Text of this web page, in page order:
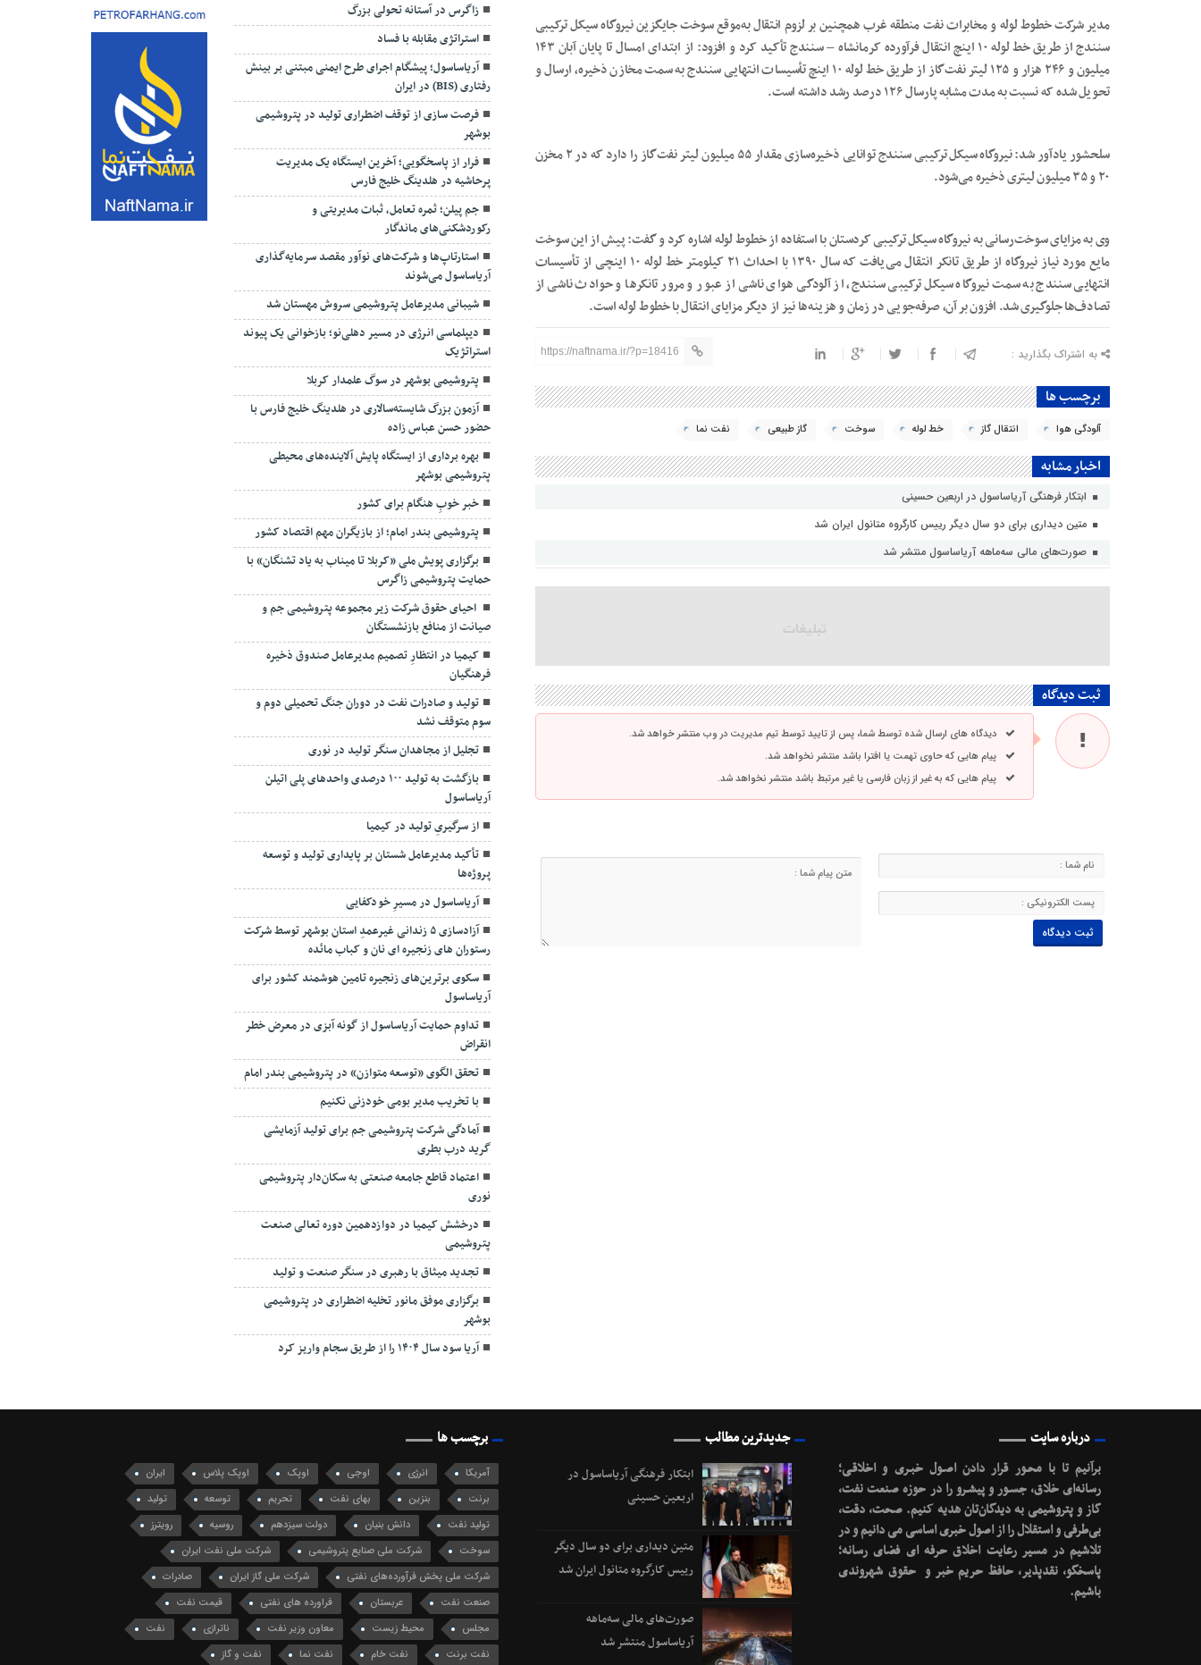
مدیر شرکت خطوط لوله و مخابرات نفت منطقه غرب همچنین بر لزوم انتقال به‌موقع سوخت جایگزین نیروگاه سیکل ترکیبی
سنندج از طریق خط لوله ۱۰ اینچ انتقال فرآورده کرمانشاه – سنندج تأکید کرد و افزود: از ابتدای امسال تا پایان آبان‌ ۱۴۳
میلیون و ۲۴۶ هزار و ۱۲۵ لیتر نفت‌گاز از طریق خط لوله ۱۰ اینچ تأسیسات انتهایی سنندج به سمت مخازن ذخیره، ارسال و
تحویل شده که نسبت به مدت مشابه پارسال ۱۲۶ درصد رشد داشته است.
سلحشور یادآور شد: نیروگاه سیکل ترکیبی سنندج توانایی ذخیره‌سازی مقدار ۵۵ میلیون لیتر نفت‌گاز را دارد که در ۲ مخزن
۲۰ و ۳۵ میلیون لیتری ذخیره می‌شود.
وی به مزایای سوخت‌رسانی به نیروگاه سیکل ترکیبی کردستان با استفاده از خطوط لوله اشاره کرد و گفت: پیش از این سوخت
مایع مورد نیاز نیروگاه از طریق تانکر انتقال می‌یافت که سال ۱۳۹۰ با احداث ۲۱ کیلومتر خط لوله ۱۰ اینچی از تأسیسات
انتهایی سنندج به سمت نیروگاه سیکل ترکیبی سنندج، از آلودگی هوای ناشی از عبور و مرور تانکرها و حوادث ناشی از
تصادف‌ها جلوگیری شد. افزون بر آن، صرفه‌جویی در زمان و هزینه‌ها نیز از دیگر مزایای انتقال با خطوط لوله است.
به اشتراک بگذارید : https://naftnama.ir/?p=18416
برچسب ها
آلودگی هوا انتقال گاز خط لوله سوخت گاز طبیعی نفت نما
اخبار مشابه
ابتکار فرهنگی آریاساسول در اربعین حسینی
متین دیداری برای دو سال دیگر رییس کارگروه متانول ایران شد
صورت‌های مالی سه‌ماهه آریاساسول منتشر شد
ثبت دیدگاه
دیدگاه های ارسال شده توسط شما، پس از تایید توسط تیم مدیریت در وب منتشر خواهد شد.
پیام هایی که حاوی تهمت یا افترا باشد منتشر نخواهد شد.
پیام هایی که به غیر از زبان فارسی یا غیر مرتبط باشد منتشر نخواهد شد.
زاگرس در آستانه تحولی بزرگ
استراتژی مقابله با فساد
آریاساسول؛ پیشگام اجرای طرح ایمنی مبتنی بر بینش
رفتاری (BIS) در ایران
فرصت سازی از توقف اضطراری تولید در پتروشیمی
بوشهر
فرار از پاسخگویی؛ آخرین ایستگاه یک مدیریت
پرحاشیه در هلدینگ خلیج فارس
جم پیلن؛ ثمره تعامل، ثبات مدیریتی و
رکوردشکنی‌های ماندگار
استارتاپ‌ها و شرکت‌های نوآور مقصد سرما‌یه‌گذاری
آریاساسول می‌شوند
شیبانی مدیرعامل پتروشیمی سروش مهستان شد
دیپلماسی انرژی در مسیر دهلی‌نو؛ بازخوانی یک پیوند
استراتژیک
پتروشیمی بوشهر در سوگ علمدار کربلا
آزمون بزرگ شایسته‌سالاری در هلدینگ خلیج فارس با
حضور حسن عباس زاده
بهره برداری از ایستگاه پایش آلاینده‌های محیطی
پتروشیمی بوشهر
خبر خوبِ هنگام برای کشور
پتروشیمی بندر امام؛ از بازیگران مهم اقتصاد کشور
برگزاری پویش ملی «کربلا تا میناب به یاد تشنگان» با
حمایت پتروشیمی زاگرس
احیای حقوق شرکت زیر مجموعه پتروشیمی جم و
صیانت از منافع بازنشستگان
کیمیا در انتظارِ تصمیم مدیرعامل صندوق ذخیره
فرهنگیان
تولید و صادرات نفت در دوران جنگ تحمیلی دوم و
سوم متوقف نشد
تجلیل از مجاهدان سنگر تولید در نوری
بازگشت به تولید ۱۰۰ درصدی واحدهای پلی اتیلن
آریاساسول
از سرگیریِ تولید در کیمیا
تأکید مدیرعامل شستان بر پایداری تولید و توسعه
پروژه‌ها
آریاساسول در مسیرِ خودکفایی
آزادسازی ۵ زندانی غیرعمدِ استان بوشهر توسط شرکت
رستوران های زنجیره ای نان و کباب مائده
سکوی برترین‌های زنجیره تامین هوشمند کشور برای
آریاساسول
تداوم حمایت آریاساسول از گونه آبزی در معرض خطر
انقراض
تحقق الگوی «توسعه متوازن» در پتروشیمی بندر امام
با تخریب مدیر بومی خودزنی نکنیم
آمادگی شرکت پتروشیمی جم برای تولید آزمایشی
گرید درب بطری
اعتماد قاطع جامعه صنعتی به سکان‌دار پتروشیمی
نوری
درخشش کیمیا در دوازدهمین دوره تعالی صنعت
پتروشیمی
تجدید میثاق با رهبری در سنگر صنعت و تولید
برگزاری موفق مانور تخلیه اضطراری در پتروشیمی
بوشهر
آریا سود سال ۱۴۰۴ را از طریق سجام واریز کرد
درباره سایت
برآنیم تا با محـور قرار دادن اصـول خبـری و اخلاقـی؛
رسانه‌ای خلاق، جسـور و پیشـرو را در حوزه صنعت نفت،
گاز و پتروشیمی به دیدگان‌تان هدیه کنیم. صحت، دقت،
بی‌طرفی و استقلال را از اصول خبری اساسی می دانیم و در
تلاشیم در مسیر رعایت اخلاق حرفه ای فضای رسانه؛
پاسخگو، نقدپذیر، حافظ حریم خبر و حقوق شهروندی
باشیم.
جدیدترین مطالب
ابتکار فرهنگی آریاساسول در
اربعین حسینی
متین دیداری برای دو سال دیگر
رییس کارگروه متانول ایران شد
صورت‌های مالی سه‌ماهه
آریاساسول منتشر شد
برچسب ها
آمریکا انرژی اوجی اوپک اوپک پلاس
ایران
برنت
بنزین بهای نفت تحریم توسعه
تولید
تولید نفت
دانش بنیان دولت سیزدهم روسیه
رویترز
سوخت
شرکت ملی صنایع پتروشیمی
شرکت ملی نفت ایران
شرکت ملی پخش فرآورده‌های نفتی
شرکت ملی گاز ایران
صادرات
صنعت نفت
عربستان فراورده های نفتی
قیمت نفت
مجلس
محیط زیست معاون وزیر نفت ناترازی
نفت
نفت برنت
نفت خام نفت نما نفت و گاز